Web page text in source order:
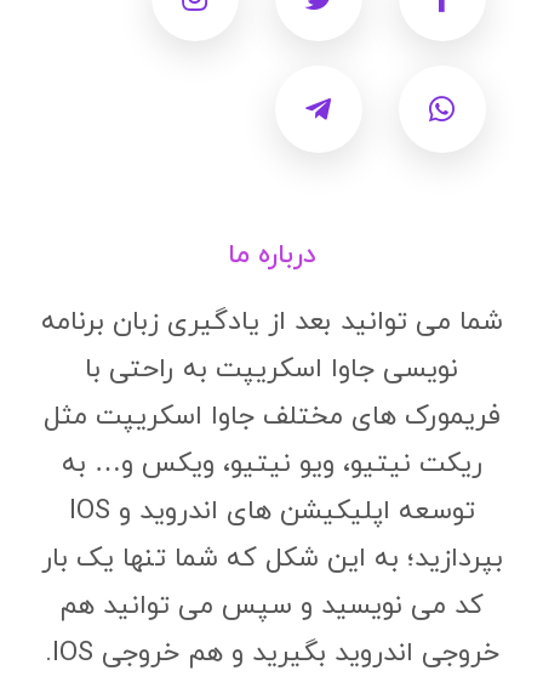
درباره ما
شما می توانید بعد از یادگیری زبان برنامه
نویسی جاوا اسکریپت به راحتی با
فریمورک های مختلف جاوا اسکریپت مثل
ریکت نیتیو، ویو نیتیو، ویکس و… به
توسعه اپلیکیشن های اندروید و IOS
بپردازید؛ به این شکل که شما تنها یک بار
کد می نویسید و سپس می توانید هم
خروجی اندروید بگیرید و هم خروجی IOS.